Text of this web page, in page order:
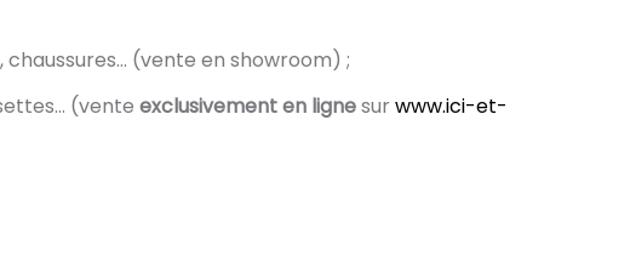
(vente en showroom) ;
(vente exclusivement en lignesur www.ici-et-